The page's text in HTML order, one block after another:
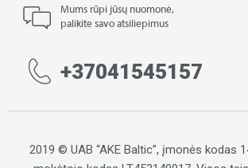
Mums rūpi jūsų nuomonė,
palikite savo atsiliepimus
+37041545157
2019 © UAB “AKE Baltic”, įmonės kodas